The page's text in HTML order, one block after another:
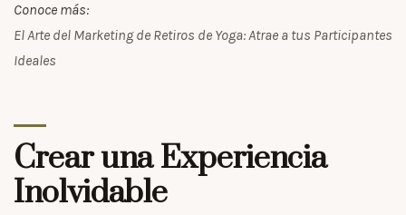
Conoce más:
El Arte del Marketing de Retiros de Yoga: Atrae a tus Participantes
Ideales
Crear una Experiencia
Inolvidable